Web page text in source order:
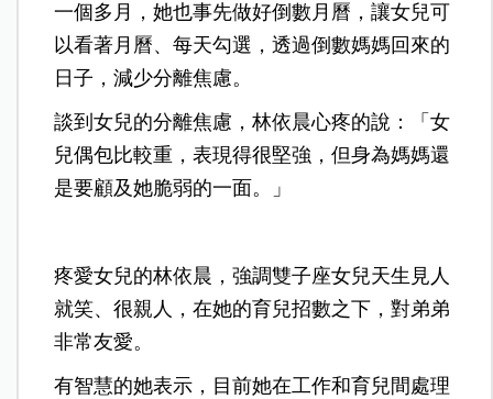
一個多月，她也事先做好倒數月曆，讓女兒可
以看著月曆、每天勾選，透過倒數媽媽回來的
日子，減少分離焦慮。
談到女兒的分離焦慮，林依晨心疼的說：「女
兒偶包比較重，表現得很堅強，但身為媽媽還
是要顧及她脆弱的一面。」
疼愛女兒的林依晨，強調雙子座女兒天生見人
就笑、很親人，在她的育兒招數之下，對弟弟
非常友愛。
有智慧的她表示，目前她在工作和育兒間處理